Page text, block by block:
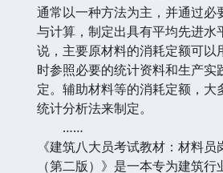
通常以一种方法为主，并通过必
与计算，制定出具有平均先进水
说，主要原材料的消耗定额可以
时参照必要的统计资料和生产实
定。辅助材料等的消耗定额，大
统计分析法来制定。
……
《建筑八大员考试教材：材料
（第二版）》是一本专为建筑